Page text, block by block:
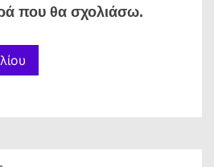
που θα σχολιάσω.